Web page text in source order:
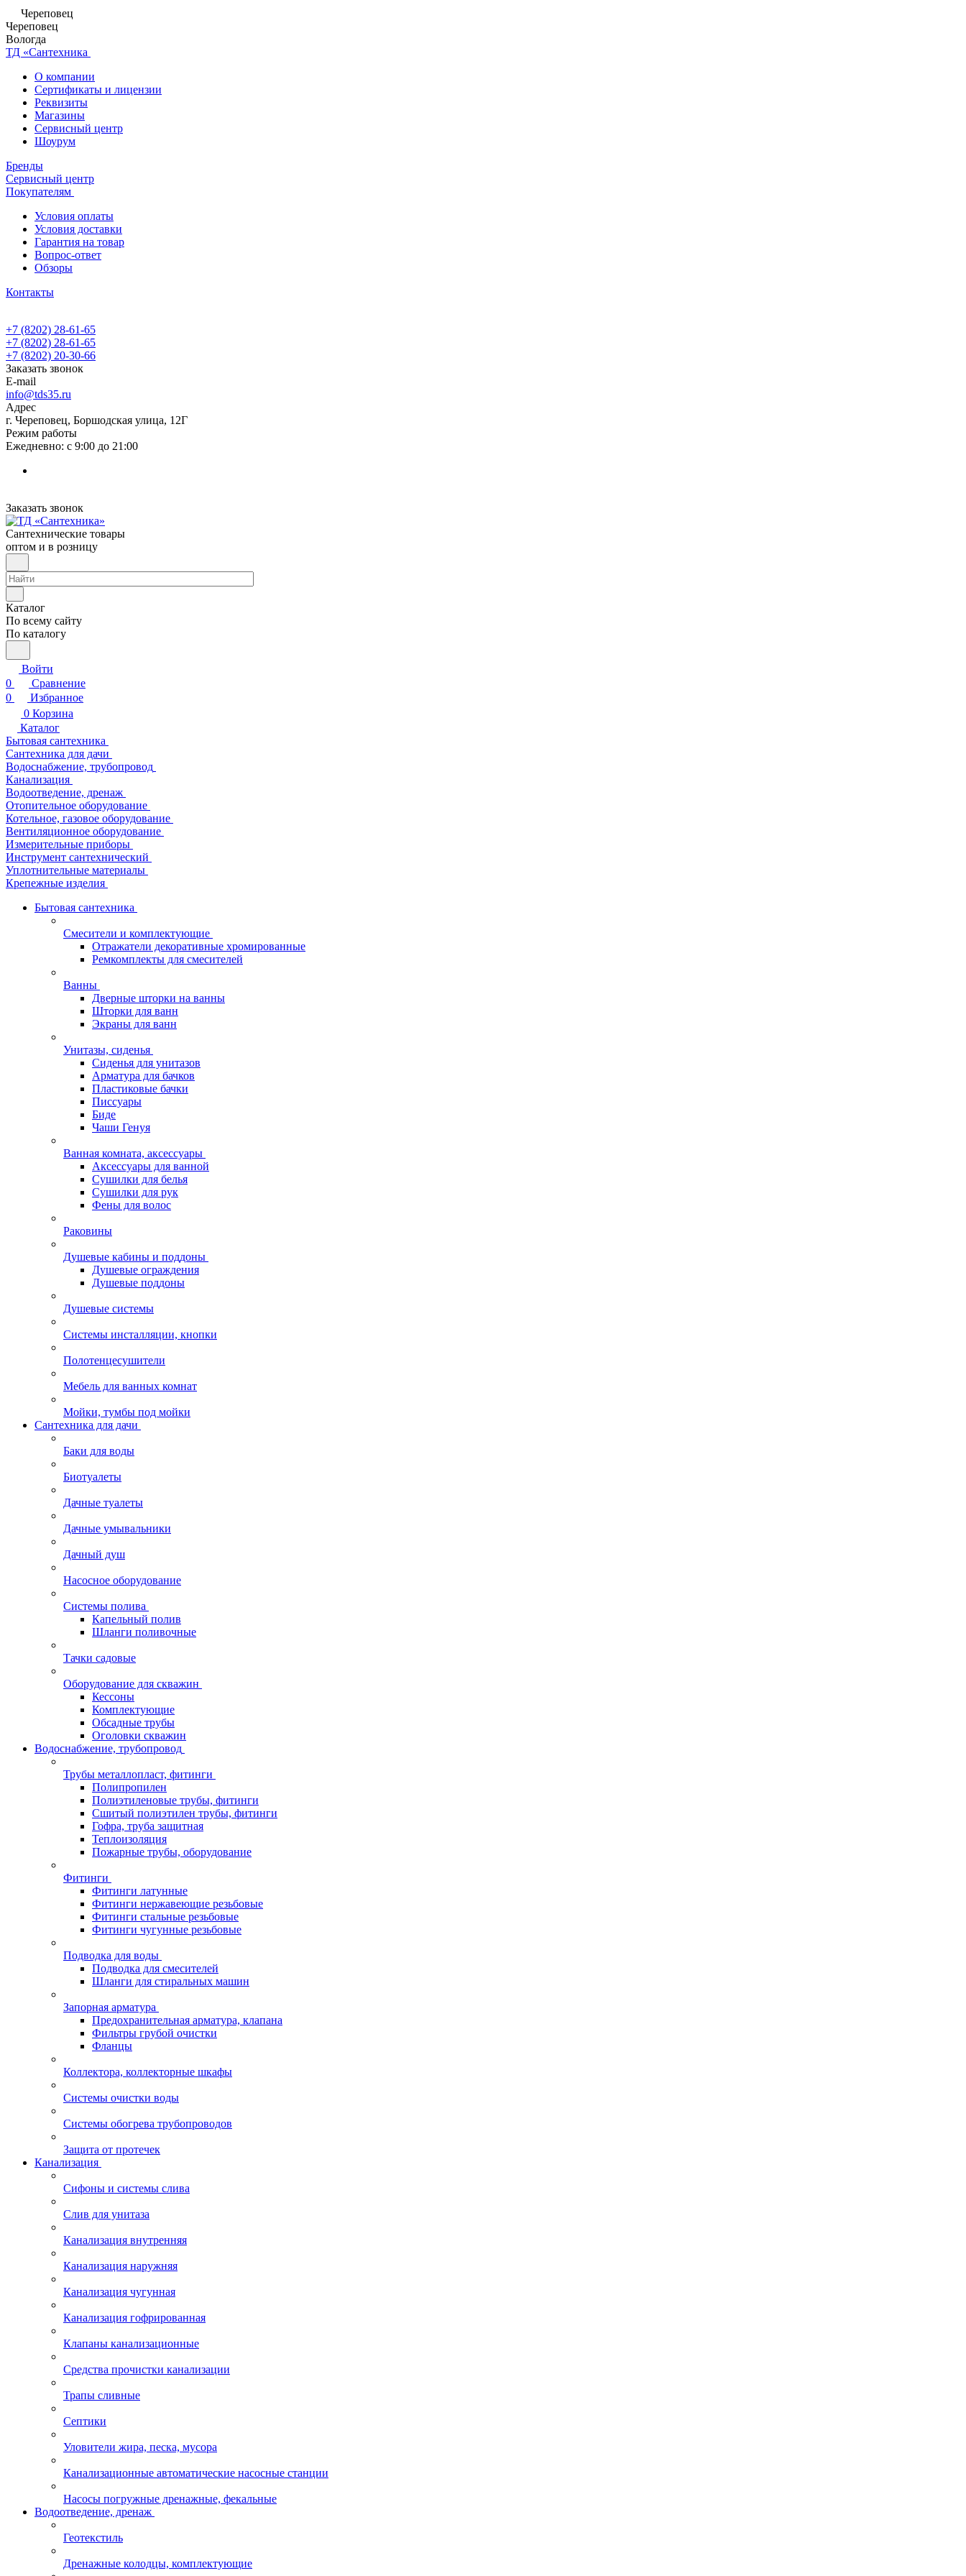
Череповец
Череповец
Вологда
ТД «Сантехника
О компании
Сертификаты и лицензии
Реквизиты
Магазины
Сервисный центр
Шоурум
Бренды
Сервисный центр
Покупателям
Условия оплаты
Условия доставки
Гарантия на товар
Вопрос-ответ
Обзоры
Контакты
+7 (8202) 28‑61-65
+7 (8202) 28‑61-65
+7 (8202) 20‑30-66
Заказать звонок
E-mail
info@tds35.ru
Адрес
г. Череповец, Боршодская улица, 12Г
Режим работы
Ежедневно: с 9:00 до 21:00
Заказать звонок
Сантехнические товары
оптом и в розницу
Каталог
По всему сайту
По каталогу
Войти
0
Сравнение
0
Избранное
0 Корзина
Каталог
Бытовая сантехника
Сантехника для дачи
Водоснабжение, трубопровод
Канализация
Водоотведение, дренаж
Отопительное оборудование
Котельное, газовое оборудование
Вентиляционное оборудование
Измерительные приборы
Инструмент сантехнический
Уплотнительные материалы
Крепежные изделия
Бытовая сантехника
Смесители и комплектующие
Отражатели декоративные хромированные
Ремкомплекты для смесителей
Ванны
Дверные шторки на ванны
Шторки для ванн
Экраны для ванн
Унитазы, сиденья
Сиденья для унитазов
Арматура для бачков
Пластиковые бачки
Писсуары
Биде
Чаши Генуя
Ванная комната, аксессуары
Аксессуары для ванной
Сушилки для белья
Сушилки для рук
Фены для волос
Раковины
Душевые кабины и поддоны
Душевые ограждения
Душевые поддоны
Душевые системы
Системы инсталляции, кнопки
Полотенцесушители
Мебель для ванных комнат
Мойки, тумбы под мойки
Сантехника для дачи
Баки для воды
Биотуалеты
Дачные туалеты
Дачные умывальники
Дачный душ
Насосное оборудование
Системы полива
Капельный полив
Шланги поливочные
Тачки садовые
Оборудование для скважин
Кессоны
Комплектующие
Обсадные трубы
Оголовки скважин
Водоснабжение, трубопровод
Трубы металлопласт, фитинги
Полипропилен
Полиэтиленовые трубы, фитинги
Сшитый полиэтилен трубы, фитинги
Гофра, труба защитная
Теплоизоляция
Пожарные трубы, оборудование
Фитинги
Фитинги латунные
Фитинги нержавеющие резьбовые
Фитинги стальные резьбовые
Фитинги чугунные резьбовые
Подводка для воды
Подводка для смесителей
Шланги для стиральных машин
Запорная арматура
Предохранительная арматура, клапана
Фильтры грубой очистки
Фланцы
Коллектора, коллекторные шкафы
Системы очистки воды
Системы обогрева трубопроводов
Защита от протечек
Канализация
Сифоны и системы слива
Слив для унитаза
Канализация внутренняя
Канализация наружняя
Канализация чугунная
Канализация гофрированная
Клапаны канализационные
Средства прочистки канализации
Трапы сливные
Септики
Уловители жира, песка, мусора
Канализационные автоматические насосные станции
Насосы погружные дренажные, фекальные
Водоотведение, дренаж
Геотекстиль
Дренажные колодцы, комплектующие